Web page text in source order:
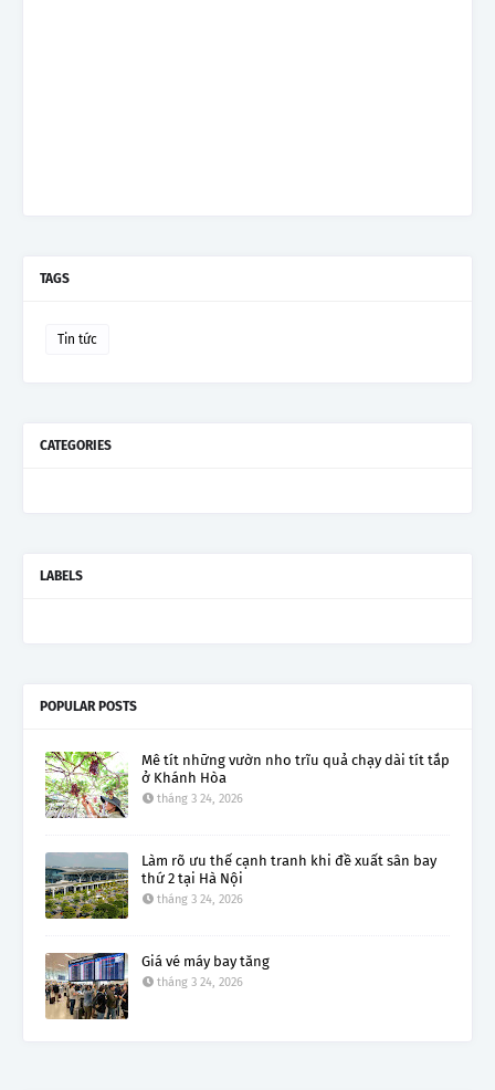
TAGS
Tin tức
CATEGORIES
LABELS
POPULAR POSTS
Mê tít những vườn nho trĩu quả chạy dài tít tắp
ở Khánh Hòa
tháng 3 24, 2026
Làm rõ ưu thế cạnh tranh khi đề xuất sân bay
thứ 2 tại Hà Nội
tháng 3 24, 2026
Giá vé máy bay tăng
tháng 3 24, 2026